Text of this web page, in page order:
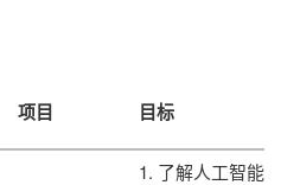
项目 目标
1. 了解人工智能